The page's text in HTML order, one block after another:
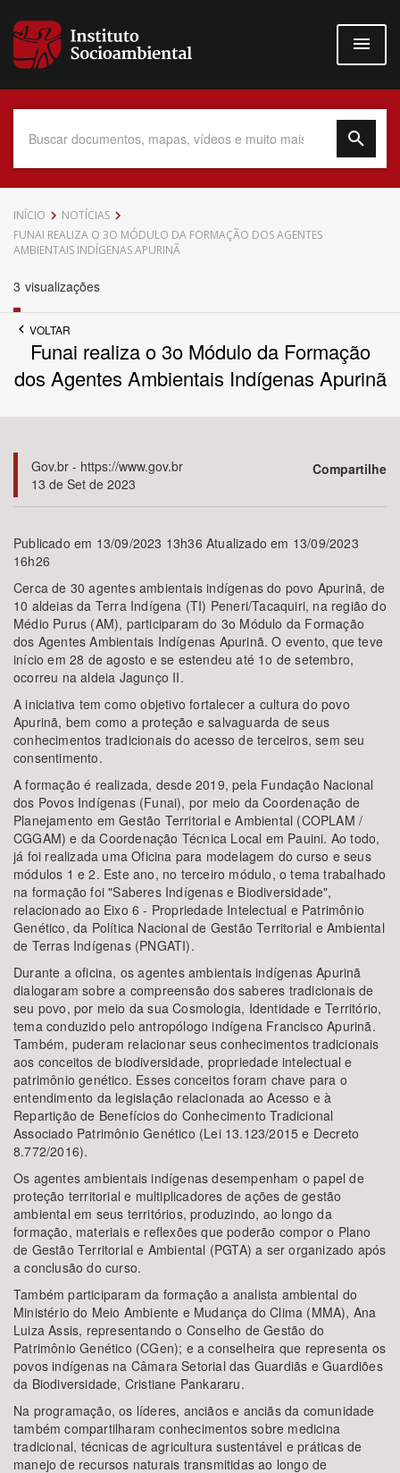
para
conteúdo
Data do Documento
Povo Indígena
Tema
Subtema
Área de Levantamento
Área Protegida
INÍCIO
NOTÍCIAS
FUNAI REALIZA O 3O MÓDULO DA FORMAÇÃO DOS AGENTES
AMBIENTAIS INDÍGENAS APURINÃ
3 visualizações
VOLTAR
Funai realiza o 3o Módulo da Formação
dos Agentes Ambientais Indígenas Apurinã
Gov.br - https://www.gov.br
13 de Set de 2023
Compartilhe
Publicado em 13/09/2023 13h36 Atualizado em 13/09/2023
16h26
Cerca de 30 agentes ambientais indígenas do povo Apurinã, de
10 aldeias da Terra Indígena (TI) Peneri/Tacaquiri, na região do
Médio Purus (AM), participaram do 3o Módulo da Formação
dos Agentes Ambientais Indígenas Apurinã. O evento, que teve
início em 28 de agosto e se estendeu até 1o de setembro,
ocorreu na aldeia Jagunço II.
A iniciativa tem como objetivo fortalecer a cultura do povo
Apurinã, bem como a proteção e salvaguarda de seus
conhecimentos tradicionais do acesso de terceiros, sem seu
consentimento.
A formação é realizada, desde 2019, pela Fundação Nacional
dos Povos Indígenas (Funai), por meio da Coordenação de
Planejamento em Gestão Territorial e Ambiental (COPLAM /
CGGAM) e da Coordenação Técnica Local em Pauini. Ao todo,
já foi realizada uma Oficina para modelagem do curso e seus
módulos 1 e 2. Este ano, no terceiro módulo, o tema trabalhado
na formação foi "Saberes Indígenas e Biodiversidade",
relacionado ao Eixo 6 - Propriedade Intelectual e Patrimônio
Genético, da Política Nacional de Gestão Territorial e Ambiental
de Terras Indígenas (PNGATI).
Durante a oficina, os agentes ambientais indígenas Apurinã
dialogaram sobre a compreensão dos saberes tradicionais de
seu povo, por meio da sua Cosmologia, Identidade e Território,
tema conduzido pelo antropólogo indígena Francisco Apurinã.
Também, puderam relacionar seus conhecimentos tradicionais
aos conceitos de biodiversidade, propriedade intelectual e
patrimônio genético. Esses conceitos foram chave para o
entendimento da legislação relacionada ao Acesso e à
Repartição de Benefícios do Conhecimento Tradicional
Associado Patrimônio Genético (Lei 13.123/2015 e Decreto
8.772/2016).
Os agentes ambientais indígenas desempenham o papel de
proteção territorial e multiplicadores de ações de gestão
ambiental em seus territórios, produzindo, ao longo da
formação, materiais e reflexões que poderão compor o Plano
de Gestão Territorial e Ambiental (PGTA) a ser organizado após
a conclusão do curso.
Também participaram da formação a analista ambiental do
Ministério do Meio Ambiente e Mudança do Clima (MMA), Ana
Luiza Assis, representando o Conselho de Gestão do
Patrimônio Genético (CGen); e a conselheira que representa os
povos indígenas na Câmara Setorial das Guardiãs e Guardiões
da Biodiversidade, Cristiane Pankararu.
Na programação, os líderes, anciãos e anciãs da comunidade
também compartilharam conhecimentos sobre medicina
tradicional, técnicas de agricultura sustentável e práticas de
manejo de recursos naturais transmitidas ao longo de